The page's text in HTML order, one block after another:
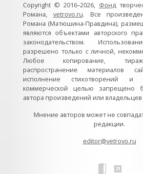
Copyright © 2016–2026, Фонд
Романа, vetrovo.ru. Все
Романа (Матюшина-Правдина),
являются объектами авторского
законодательством.
разрешено только с личной,
Любое копирование,
распространение материалов
исполнение стихотворений и
коммерческой целью запрещено
автора произведений или владельцев
Мнение авторов может не
редакции.
editor@vetrovo.ru